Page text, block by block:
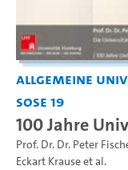
Allgemeine
SoSe 19
100 Jahre
Prof. Dr. Dr. Peter
Eckart Krauseet al.